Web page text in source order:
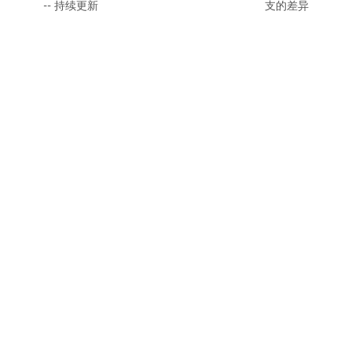
-- 持续更新
支的差异